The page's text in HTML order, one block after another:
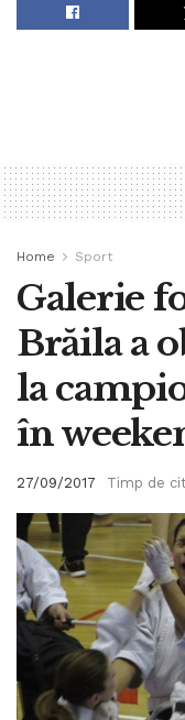
Home Sport
Galerie
Brăila a
la
în
27/09/2017 Timp de